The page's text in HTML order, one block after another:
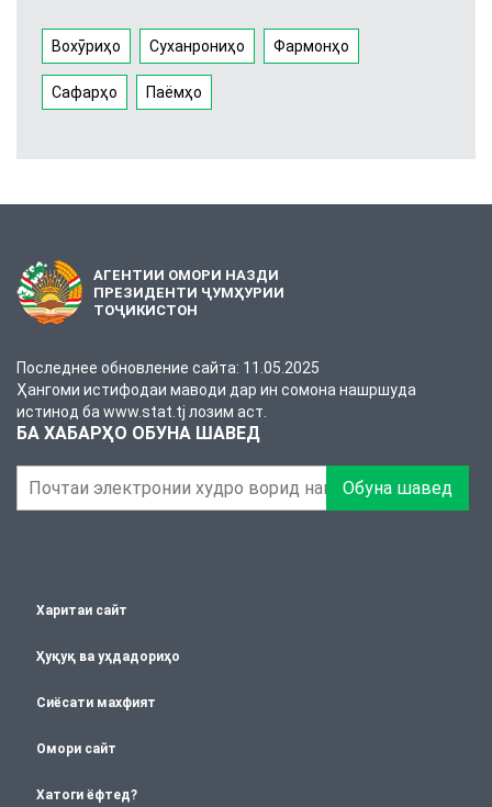
Вохӯриҳо Суханрониҳо Фармонҳо
Сафарҳо Паёмҳо
АГЕНТИИ ОМОРИ НАЗДИ
ПРЕЗИДЕНТИ ҶУМҲУРИИ
ТОҶИКИСТОН
Последнее обновление сайта: 11.05.2025
Ҳангоми истифодаи маводи дар ин сомона нашршуда
истинод ба www.stat.tj лозим аст.
БА ХАБАРҲО ОБУНА ШАВЕД
Обуна шавед
Харитаи сайт
Ҳуқуқ ва уҳдадориҳо
Сиёсати махфият
Омори сайт
Хатоги ёфтед?